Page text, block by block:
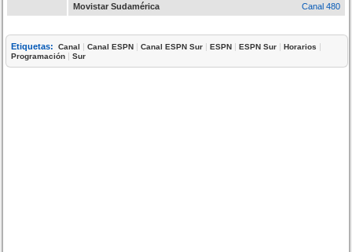
Movistar Sudamérica Canal 480
Etiquetas: Canal |Canal ESPN |Canal ESPN Sur |ESPN |ESPN Sur |Horarios |
Programación |Sur